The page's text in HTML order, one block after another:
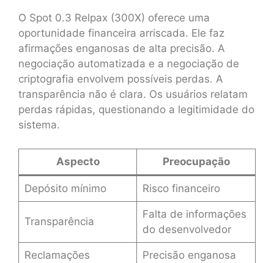
O Spot 0.3 Relpax (300X) oferece uma
oportunidade financeira arriscada. Ele faz
afirmações enganosas de alta precisão. A
negociação automatizada e a negociação de
criptografia envolvem possíveis perdas. A
transparência não é clara. Os usuários relatam
perdas rápidas, questionando a legitimidade do
sistema.
Aspecto Preocupação
Depósito mínimo Risco financeiro
Transparência
Falta de informações
do desenvolvedor
Reclamações Precisão enganosa